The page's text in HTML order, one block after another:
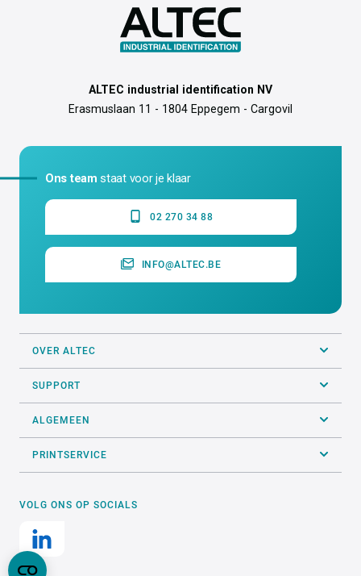
ALTEC industrial identification NV
Erasmuslaan 11 - 1804 Eppegem - Cargovil
Ons team staat voor je klaar
02 270 34 88
INFO@ALTEC.BE
OVER ALTEC
SUPPORT
ALGEMEEN
PRINTSERVICE
VOLG ONS OP SOCIALS